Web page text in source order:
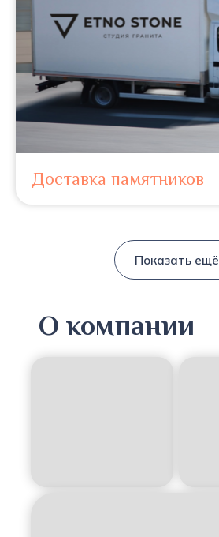
Доставка памятников
Показать ещё
О компании